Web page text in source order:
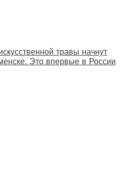
травы начнут
Это впервые в России